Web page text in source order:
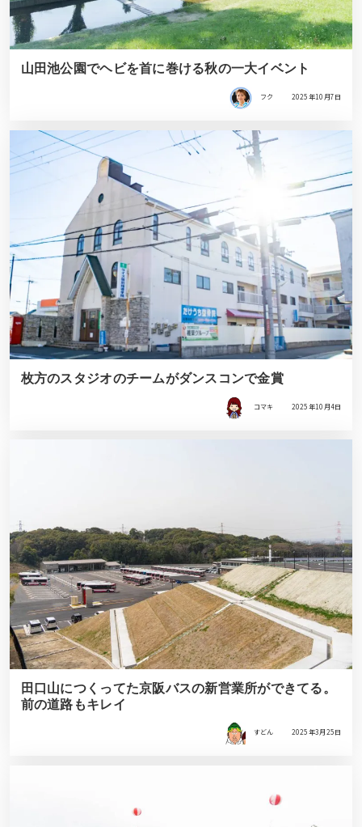
山田池公園でヘビを首に巻ける秋の一大イベント
フク 2025年10月7日
枚方のスタジオのチームがダンスコンで金賞
コマキ 2025年10月4日
田口山につくってた京阪バスの新営業所ができてる。
前の道路もキレイ
すどん 2025年3月25日